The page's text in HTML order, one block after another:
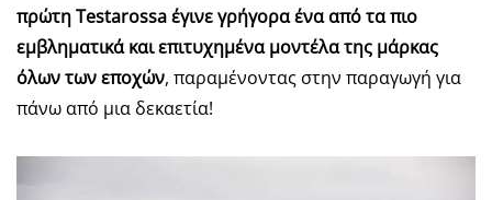
πρώτη Testarossa έγινε γρήγορα ένα από τα πιο
εμβληματικά και επιτυχημένα μοντέλα της μάρκας
όλων των εποχών, παραμένοντας στην παραγωγή για
πάνω από μια δεκαετία!